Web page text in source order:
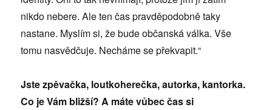
nikdo nebere. Ale ten čas pravděpodobně taky
nastane. Myslím si, že bude občanská válka. Vše
tomu nasvědčuje. Necháme se překvapit.“
Jste zpěvačka, loutkoherečka, autorka, kantorka.
Co je Vám bližší? A máte vůbec čas si